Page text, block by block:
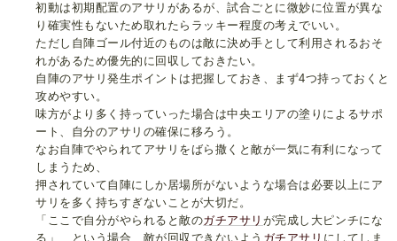
初動は初期配置のアサリがあるが、試合ごとに微妙に位置が異な
り確実性もないため取れたらラッキー程度の考えでいい。
ただし自陣ゴール付近のものは敵に決め手として利用されるおそ
れがあるため優先的に回収しておきたい。
自陣のアサリ発生ポイントは把握しておき、まず4つ持っておくと
攻めやすい。
味方がより多く持っていった場合は中央エリアの塗りによるサポ
ート、自分のアサリの確保に移ろう。
なお自陣でやられてアサリをばら撒くと敵が一気に有利になって
しまうため、
押されていて自陣にしか居場所がないような場合は必要以上にア
サリを多く持ちすぎないことが大切だ。
「ここで自分がやられると敵のガチアサリ が完成し大ピンチにな
る」…という場合、敵が回収できないよう ガチアサリ にしてしま